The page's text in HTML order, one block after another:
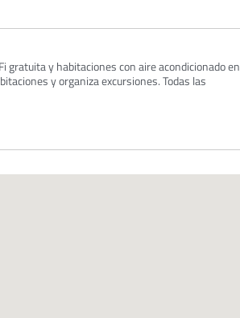
gratuita y habitaciones con aire acondicionado en
y organiza excursiones. Todas las